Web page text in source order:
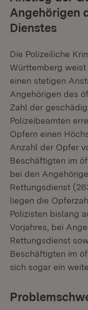
Angehörigen
Dienstes
Die Polizeiliche
Württemberg
einen stetigen
Angehörigen des
Zahl der
Polizeibeamten
Opfern einen
Anzahl der Opfer
Beschäftigten im
bei den
Rettungsdienst
liegen die
Polizisten bislang
Vorjahres, bei
Rettungsdienst
Beschäftigten im
sich sogar ein